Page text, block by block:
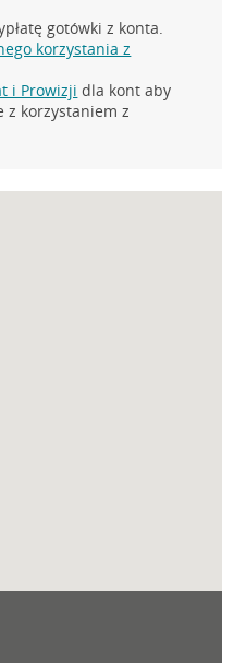
gotówki z konta.
korzystania z
i Prowizji dla kont aby
z korzystaniem z